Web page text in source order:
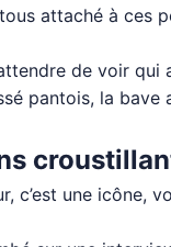
attaché à ces
de voir qui
pantois, la bave
c’est une icône,